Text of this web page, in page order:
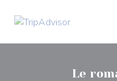
Le